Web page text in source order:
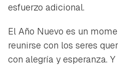
esfuerzo adicional.
El Año Nuevo es un
reunirse con los seres
con alegría y esperanza.